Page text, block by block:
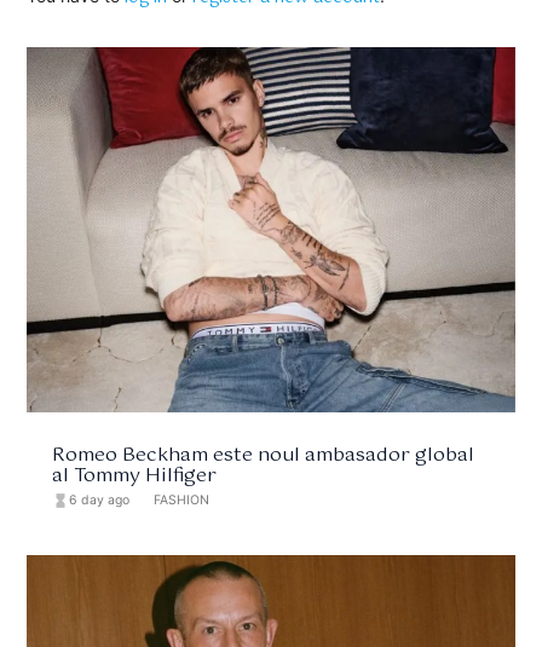
Romeo Beckham este noul ambasador global
al Tommy Hilfiger
hourglass_full 6 day ago FASHION